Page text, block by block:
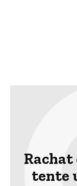
Rachat
tente